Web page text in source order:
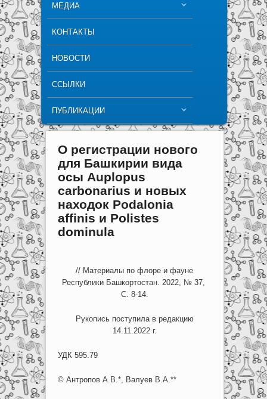
МЕДИА
КОНТАКТЫ
НОВОСТИ
ССЫЛКИ
ПУБЛИКАЦИИ
О регистрации нового
для Башкирии вида
осы Auplopus
carbonarius и новых
находок Podalonia
affinis и Polistes
dominula
// Материалы по флоре и фауне
Республики Башкортостан. 2022, № 37,
С. 8-14.
Рукопись поступила в редакцию
14.11.2022 г.
УДК 595.79
© Антропов А.В.*, Валуев В.А.**